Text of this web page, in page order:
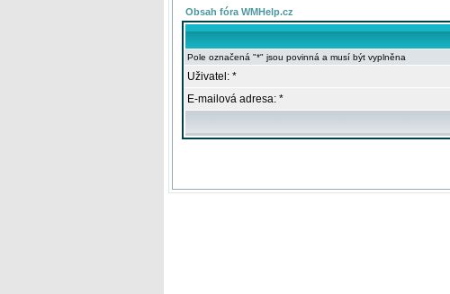
Obsah fóra WMHelp.cz
Pole označená "*" jsou povinná a musí být vyplněna
Uživatel: *
E-mailová adresa: *